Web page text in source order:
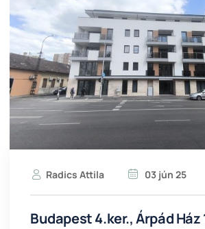
Radics Attila 03 jún 25
Budapest 4.ker., Árpád Ház